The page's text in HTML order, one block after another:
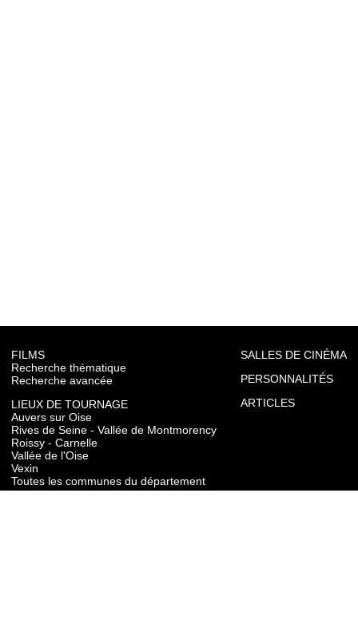
FILMS
Recherche thématique
Recherche avancée
LIEUX DE TOURNAGE
Auvers sur Oise
Rives de Seine - Vallée de Montmorency
Roissy - Carnelle
Vallée de l'Oise
Vexin
Toutes les communes du département
SALLES DE CINÉMA
PERSONNALITÉS
ARTICLES